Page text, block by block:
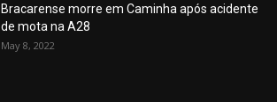
Bracarense morre em Caminha após acidente
de mota na A28
May 8, 2022